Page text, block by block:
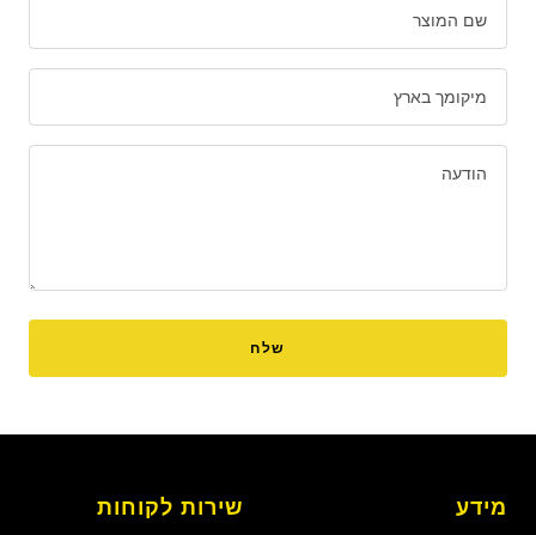
שם המוצר
מיקומך בארץ
הודעה
שלח
מידע שירות לקוחות